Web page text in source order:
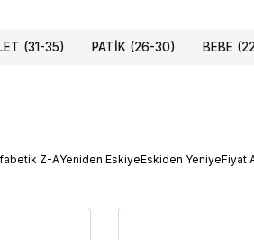
(31-35) PATIK (26-30) BEBE
Z-AYeniden EskiyeEskiden YeniyeFiyat